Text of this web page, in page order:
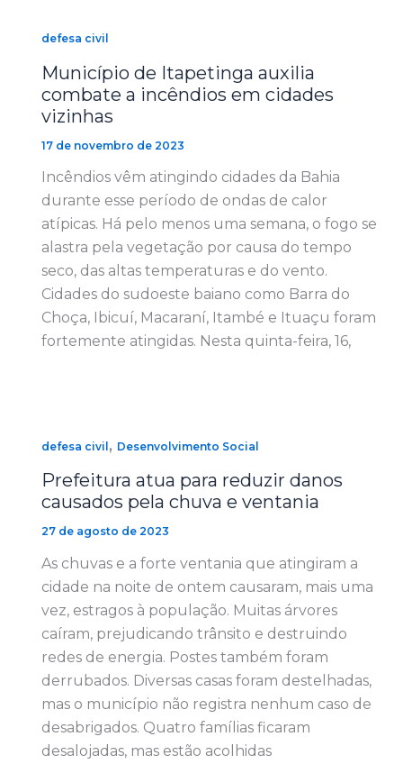
defesa civil
Município de Itapetinga auxilia
combate a incêndios em cidades
vizinhas
17 de novembro de 2023
Incêndios vêm atingindo cidades da Bahia
durante esse período de ondas de calor
atípicas. Há pelo menos uma semana, o fogo se
alastra pela vegetação por causa do tempo
seco, das altas temperaturas e do vento.
Cidades do sudoeste baiano como Barra do
Choça, Ibicuí, Macaraní, Itambé e Ituaçu foram
fortemente atingidas. Nesta quinta-feira, 16,
defesa civil, Desenvolvimento Social
Prefeitura atua para reduzir danos
causados pela chuva e ventania
27 de agosto de 2023
As chuvas e a forte ventania que atingiram a
cidade na noite de ontem causaram, mais uma
vez, estragos à população. Muitas árvores
caíram, prejudicando trânsito e destruindo
redes de energia. Postes também foram
derrubados. Diversas casas foram destelhadas,
mas o município não registra nenhum caso de
desabrigados. Quatro famílias ficaram
desalojadas, mas estão acolhidas